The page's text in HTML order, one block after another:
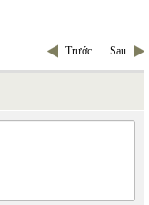
Trước Sau